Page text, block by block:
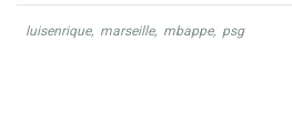
luisenrique, marseille, mbappe, psg